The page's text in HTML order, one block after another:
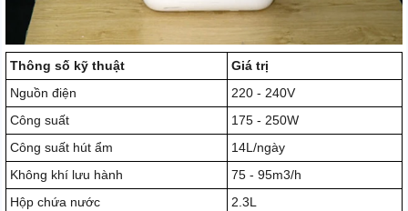
Thông số kỹ thuật
Giá trị
Nguồn điện
220 - 240V
Công suất
175 - 250W
Công suất hút ẩm
14L/ngày
Không khí lưu hành
75 - 95m3/h
Hộp chứa nước
2.3L